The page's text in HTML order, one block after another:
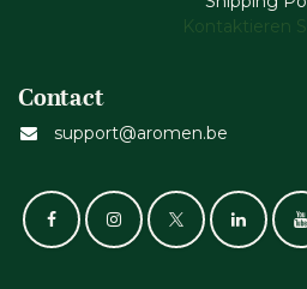
Kontaktieren
Contact
support@aromen.be